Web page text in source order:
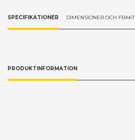
SPECIFIKATIONER DIMENSIONER OCH FRAKT
PRODUKTINFORMATION